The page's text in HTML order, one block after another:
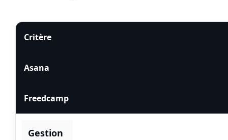
Critère
Asana
Freedcamp
Gestion